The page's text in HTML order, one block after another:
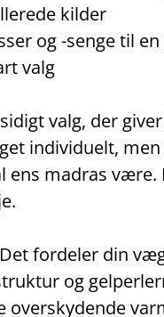
kilder
og -senge til
valg
valg, der
individuelt,
ens madras
fordeler din
og